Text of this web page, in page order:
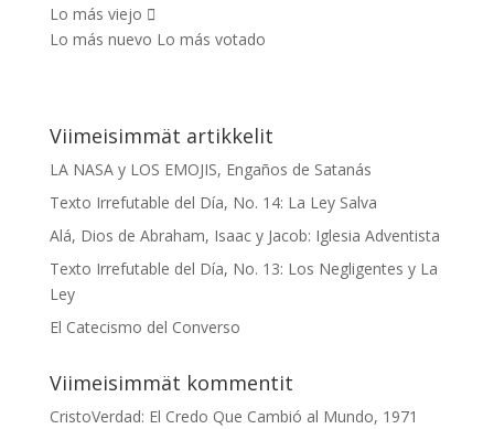
Lo más viejo
Lo más nuevo Lo más votado
Viimeisimmät artikkelit
LA NASA y LOS EMOJIS, Engaños de Satanás
Texto Irrefutable del Día, No. 14: La Ley Salva
Alá, Dios de Abraham, Isaac y Jacob: Iglesia Adventista
Texto Irrefutable del Día, No. 13: Los Negligentes y La
Ley
El Catecismo del Converso
Viimeisimmät kommentit
CristoVerdad: El Credo Que Cambió al Mundo, 1971